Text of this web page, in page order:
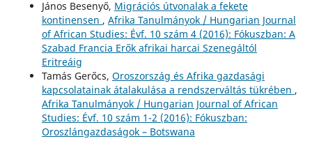
János Besenyő, Migrációs útvonalak a fekete
kontinensen , Afrika Tanulmányok / Hungarian Journal
of African Studies: Évf. 10 szám 4 (2016): Fókuszban: A
Szabad Francia Erők afrikai harcai Szenegáltól
Eritreáig
Tamás Gerőcs, Oroszország és Afrika gazdasági
kapcsolatainak átalakulása a rendszerváltás tükrében ,
Afrika Tanulmányok / Hungarian Journal of African
Studies: Évf. 10 szám 1-2 (2016): Fókuszban:
Oroszlángazdaságok – Botswana